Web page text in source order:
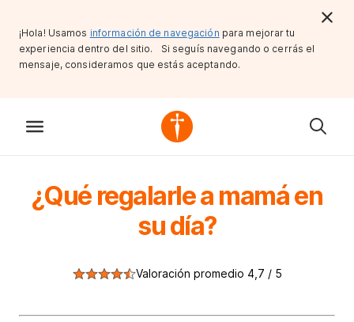
¡Hola! Usamos información de navegación para mejorar tu
experiencia dentro del sitio. Si seguís navegando o cerrás el
mensaje, consideramos que estás aceptando.
¿Qué regalarle a mamá en
su día?
Valoración promedio 4,7 / 5